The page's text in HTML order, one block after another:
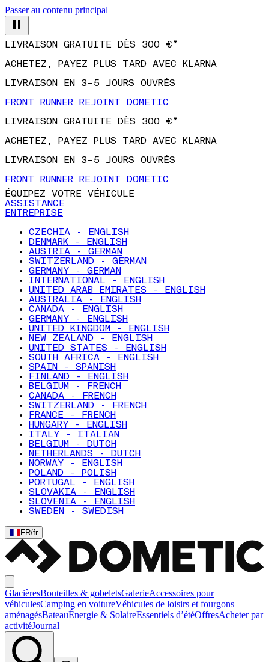
Passer au contenu principal
ACHETEZ, PAYEZ PLUS TARD AVEC KLARNA
LIVRAISON EN 3–5 JOURS OUVRÉS
FRONT RUNNER REJOINT DOMETIC
LIVRAISON GRATUITE DÈS 300 €*
ACHETEZ, PAYEZ PLUS TARD AVEC KLARNA
LIVRAISON EN 3–5 JOURS OUVRÉS
FRONT RUNNER REJOINT DOMETIC
ÉQUIPEZ VOTRE VÉHICULE
ASSISTANCE
ENTREPRISE
CZECHIA - ENGLISH
DENMARK - ENGLISH
AUSTRIA - GERMAN
SWITZERLAND - GERMAN
GERMANY - GERMAN
INTERNATIONAL - ENGLISH
UNITED ARAB EMIRATES - ENGLISH
AUSTRALIA - ENGLISH
CANADA - ENGLISH
GERMANY - ENGLISH
UNITED KINGDOM - ENGLISH
NEW ZEALAND - ENGLISH
UNITED STATES - ENGLISH
SOUTH AFRICA - ENGLISH
SPAIN - SPANISH
FINLAND - ENGLISH
BELGIUM - FRENCH
CANADA - FRENCH
SWITZERLAND - FRENCH
FRANCE - FRENCH
HUNGARY - ENGLISH
ITALY - ITALIAN
BELGIUM - DUTCH
NETHERLANDS - DUTCH
NORWAY - ENGLISH
POLAND - POLISH
PORTUGAL - ENGLISH
SLOVAKIA - ENGLISH
SLOVENIA - ENGLISH
SWEDEN - SWEDISH
FR/fr
GlacièresBouteilles & gobeletsGalerieAccessoires pour
véhiculesCamping en voitureVéhicules de loisirs et fourgons
aménagésBateauÉnergie & SolaireEssentiels d’étéOffresAcheter par
activitéJournal